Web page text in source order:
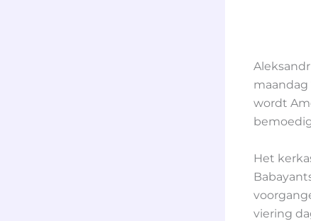
maandag
wordt
Het
viering